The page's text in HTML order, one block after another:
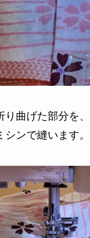
り曲げた部分を
ンで縫います。